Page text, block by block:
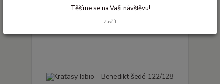
Těšíme se na Vaši návštěvu!
Zavřít